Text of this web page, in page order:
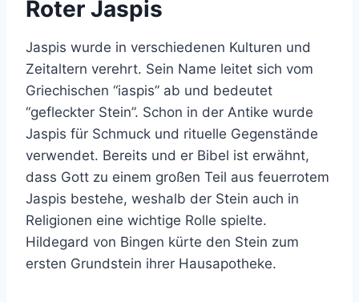
Roter Jaspis
Jaspis wurde in verschiedenen Kulturen und
Zeitaltern verehrt. Sein Name leitet sich vom
Griechischen “iaspis” ab und bedeutet
“gefleckter Stein”. Schon in der Antike wurde
Jaspis für Schmuck und rituelle Gegenstände
verwendet. Bereits und er Bibel ist erwähnt,
dass Gott zu einem großen Teil aus feuerrotem
Jaspis bestehe, weshalb der Stein auch in
Religionen eine wichtige Rolle spielte.
Hildegard von Bingen kürte den Stein zum
ersten Grundstein ihrer Hausapotheke.